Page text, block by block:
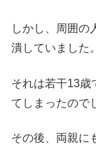
しかし、周囲の
潰していました。
それは若干13歳
てしまったので
その後、両親に